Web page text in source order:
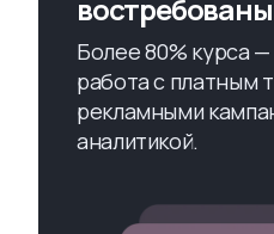
Более 80% курса —
работа с платным
рекламными
аналитикой.